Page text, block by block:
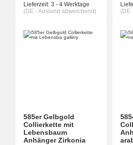
Lieferzeit: 3 - 4 Werktage
(DE - Ausland abweichend)
(DE
585er Gelbgold
Collierkette mit
Lebensbaum
Anhänger Zirkonia